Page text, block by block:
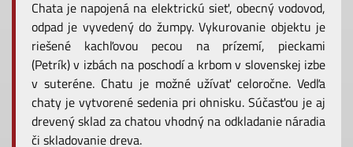
Chata je napojená na elektrickú sieť, obecný vodovod,
odpad je vyvedený do žumpy. Vykurovanie objektu je
riešené kachľovou pecou na prízemí, pieckami
(Petrík) v izbách na poschodí a krbom v slovenskej izbe
v suteréne. Chatu je možné užívať celoročne. Vedľa
chaty je vytvorené sedenia pri ohnisku. Súčasťou je aj
drevený sklad za chatou vhodný na odkladanie náradia
či skladovanie dreva.